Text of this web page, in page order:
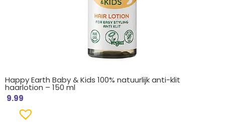
Happy Earth Baby & Kids 100% natuurlijk anti-klit
haarlotion – 150 ml
9.99